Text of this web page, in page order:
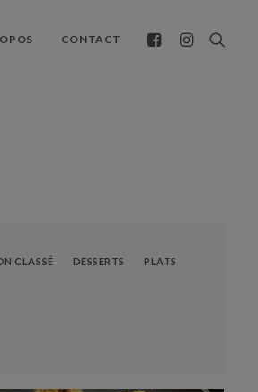
CONTACT
CLASSÉ DESSERTS PLATS